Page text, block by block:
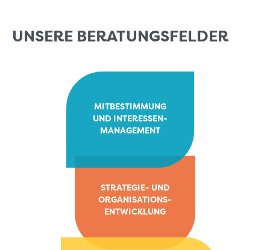
UNSERE BERATUNGSFELDER
MITBESTIMMUNG
UND INTERESSEN-
MANAGEMENT
STRATEGIE- UND
ORGANISATIONS-
ENTWICKLUNG